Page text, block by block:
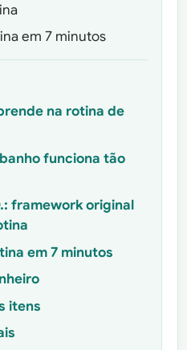
em 7 minutos
na rotina de
funciona tão
framework original
em 7 minutos
itens